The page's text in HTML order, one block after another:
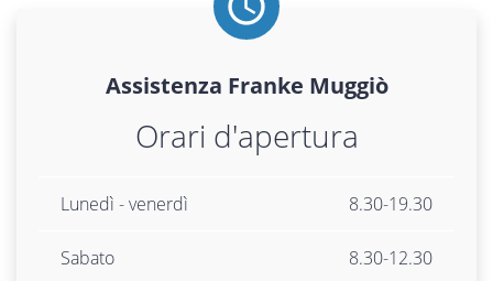
Assistenza Franke Muggiò
Orari d'apertura
Lunedì - venerdì 8.30-19.30
Sabato 8.30-12.30